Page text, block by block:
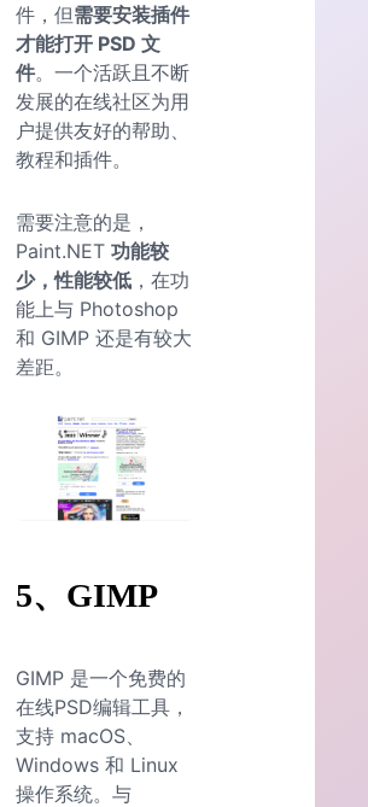
件，但需要安装插件
才能打开 PSD 文
件。一个活跃且不断
发展的在线社区为用
户提供友好的帮助、
教程和插件。
需要注意的是，
Paint.NET 功能较
少，性能较低 ，在功
能上与 Photoshop
和 GIMP 还是有较大
差距。
5、GIMP
GIMP 是一个免费的
在线PSD编辑工具，
支持 macOS、
Windows 和 Linux
操作系统。与